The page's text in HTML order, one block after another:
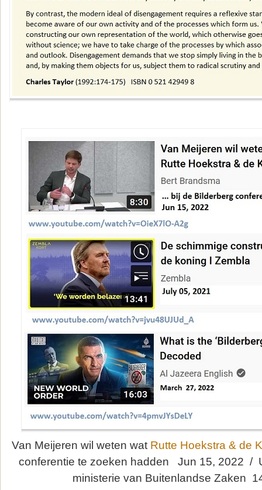
Van Meijeren wil weten wat Rutte Hoekstra & de
conferentie te zoeken hadden Jun 15, 2022 /
ministerie van Buitenlandse Zaken